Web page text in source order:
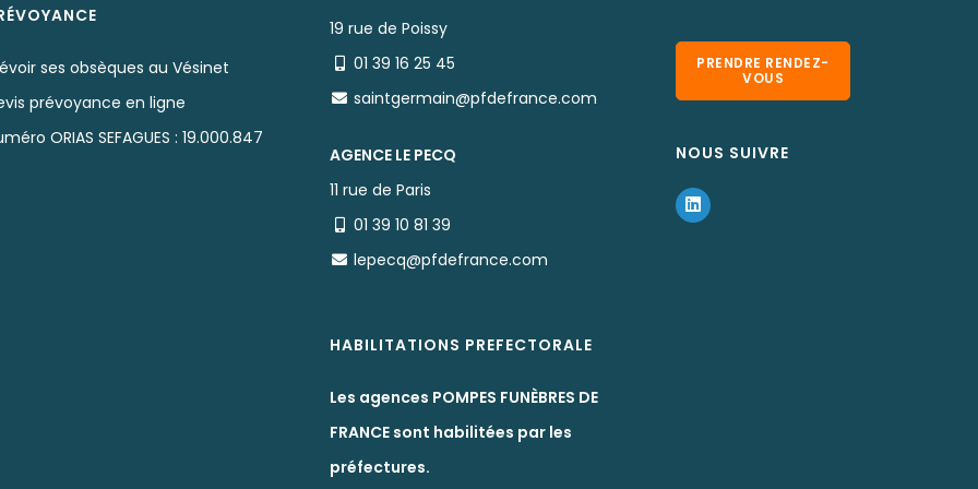
ses obsèques au Vésinet
prévoyance en ligne
ORIAS SEFAGUES : 19.000.847
19 rue de Poissy
01 39 16 25 45
saintgermain@pfdefrance.com
AGENCE LE PECQ
11 rue de Paris
01 39 10 81 39
lepecq@pfdefrance.com
HABILITATIONS PREFECTORALE
Les agences POMPES FUNÈBRES DE
FRANCE sont habilitées par les
préfectures.
PRENDRE RENDEZ-
VOUS
NOUS SUIVRE